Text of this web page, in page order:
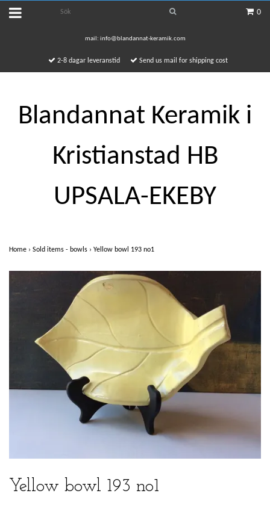
0
mail: info@blandannat-keramik.com
2-8 dagar leveranstid Send us mail for shipping cost
Blandannat Keramik i
Kristianstad HB
UPSALA-EKEBY
Home › Sold items - bowls › Yellow bowl 193 no1
Yellow bowl 193 no1